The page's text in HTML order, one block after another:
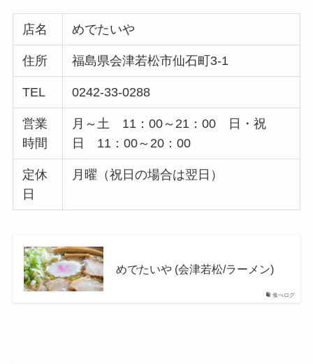
店名 めでたいや
住所 福島県会津若松市仙石町3-1
TEL 0242-33-0288
営業
時間
月～土 11：00～21：00 日・祝
日 11：00～20：00
定休
日
月曜（祝日の場合は翌日）
食べログ
めでたいや (会津若松/ラーメン)